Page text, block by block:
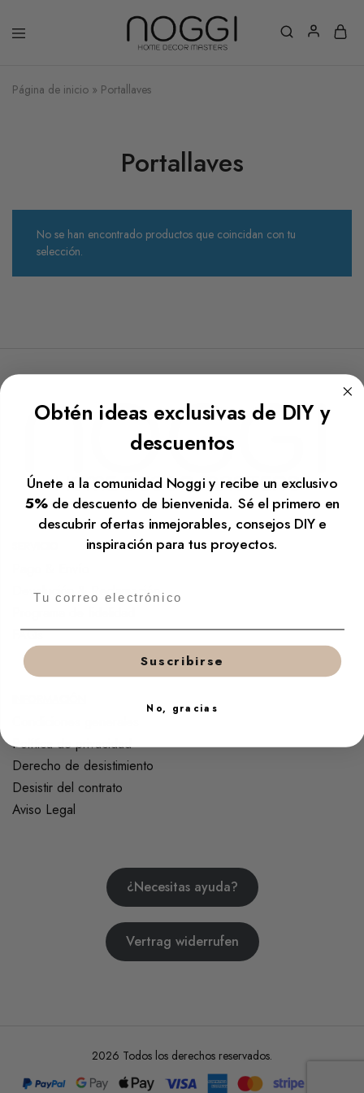
Página de inicio » Portallaves
Portallaves
No se han encontrado productos que coincidan con tu
selección.
Devolución & Reclamación
FAQs
Política de privacidad
Derecho de desistimiento
Desistir del contrato
Aviso Legal
¿Necesitas ayuda?
Vertrag widerrufen
2026 Todos los derechos reservados.
Obtén ideas exclusivas de DIY y
descuentos
Únete a la comunidad Noggi y recibe un exclusivo
5% de descuento de bienvenida. Sé el primero en
descubrir ofertas inmejorables, consejos DIY e
inspiración para tus proyectos.
Suscribirse
No, gracias